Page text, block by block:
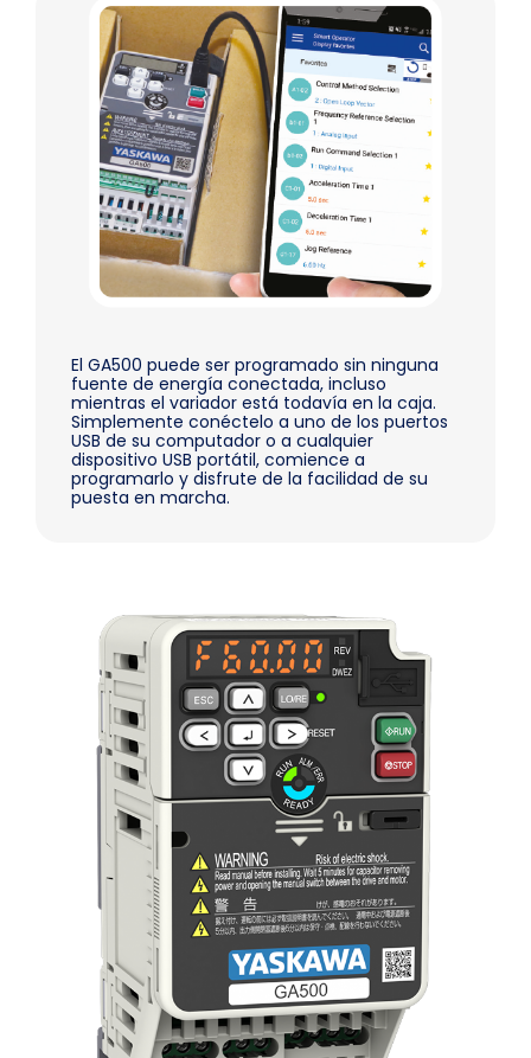
El GA500 puede ser programado sin ninguna
fuente de energía conectada, incluso
mientras el variador está todavía en la caja.
Simplemente conéctelo a uno de los puertos
USB de su computador o a cualquier
dispositivo USB portátil, comience a
programarlo y disfrute de la facilidad de su
puesta en marcha.